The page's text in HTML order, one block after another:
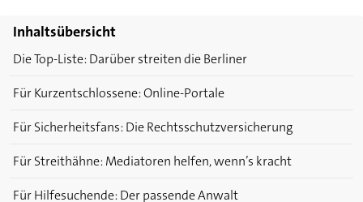
Inhaltsübersicht
Die Top-Liste: Darüber streiten die Berliner
Für Kurzentschlossene: Online-Portale
Für Sicherheitsfans: Die Rechtsschutzversicherung
Für Streithähne: Mediatoren helfen, wenn’s kracht
Für Hilfesuchende: Der passende Anwalt